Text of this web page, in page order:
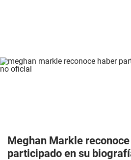
Meghan Markle
participado en su